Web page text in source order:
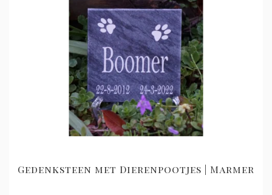
Gedenksteen met Dierenpootjes | Marmer